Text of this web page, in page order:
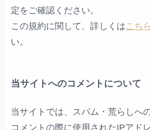
定をご確認ください。
この規約に関して、詳しくはこちら
い。
当サイトへのコメントについて
当サイトでは、スパム・荒らしへ
コメントの際に使用されたIPアド